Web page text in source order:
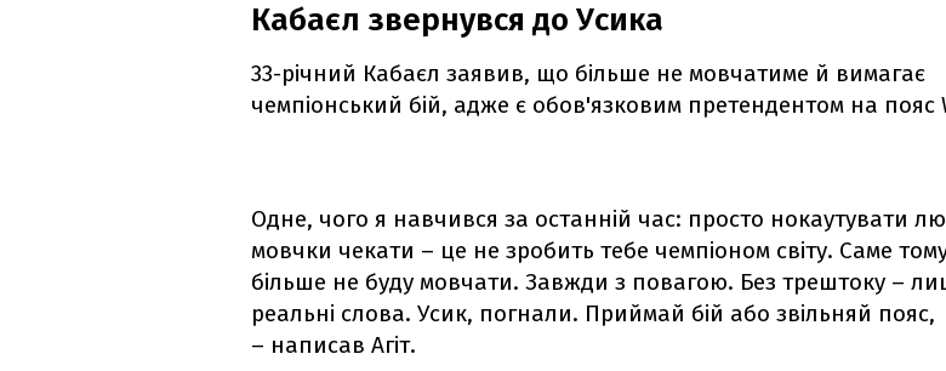
Кабаєл звернувся до Усика
33-річний Кабаєл заявив, що більше не мовчатиме й вимагає
чемпіонський бій, адже є обов'язковим претендентом на пояс
Одне, чого я навчився за останній час: просто нокаутувати
мовчки чекати – це не зробить тебе чемпіоном світу. Саме
більше не буду мовчати. Завжди з повагою. Без трештоку –
реальні слова. Усик, погнали. Приймай бій або звільняй пояс,
– написав Агіт.